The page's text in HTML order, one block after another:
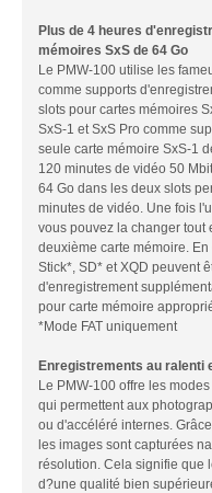
Plus de 4 heures
mémoires SxS de 64 Go
Le PMW-100 utilise les
comme supports
slots pour cartes mémoires
SxS-1 et SxS Pro comme
seule carte mémoire SxS-1
120 minutes de vidéo 50
64 Go dans les deux slots
minutes de vidéo. Une fois
vous pouvez la changer tout
deuxième carte mémoire.
Stick*, SD* et XQD peuvent
d'enregistrement
pour carte mémoire
*Mode FAT uniquement
Enregistrements au ralenti
Le PMW-100 offre les
qui permettent aux
ou d'accéléré internes.
les images sont capturées
résolution. Cela signifie que
d?une qualité bien